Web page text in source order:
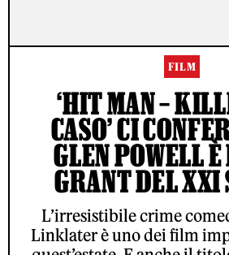
FILM
‘HIT MAN –
CASO’ CI
GLEN POWELL
GRANT DEL XXI
L’irresistibile crime
Linklater è uno dei film